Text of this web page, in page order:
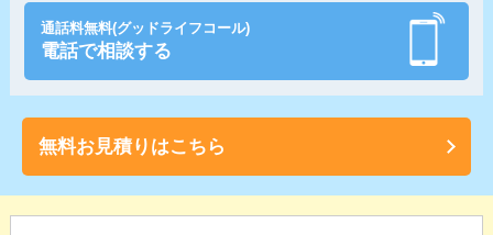
通話料無料(グッドライフコール)
電話で相談する
無料お見積りはこちら